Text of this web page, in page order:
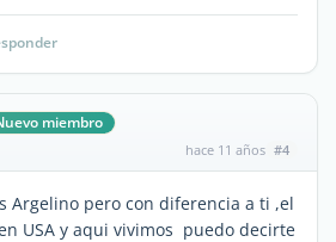
miembro
hace 11 años #4
Argelino pero con diferencia a ti ,el
USA y aqui vivimos puedo decirte